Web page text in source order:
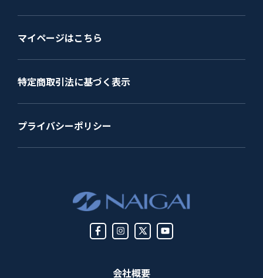
会社概要
マイページはこちら
特定商取引法に基づく表示
プライバシーポリシー